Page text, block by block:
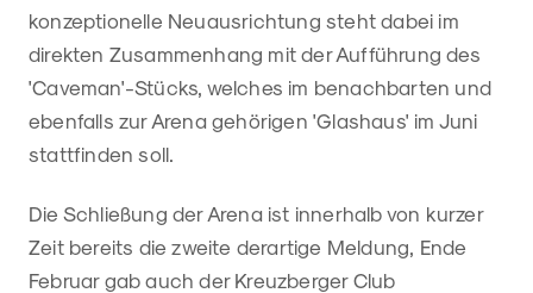
konzeptionelle Neuausrichtung steht dabei im
direkten Zusammenhang mit der Aufführung des
'Caveman'-Stücks, welches im benachbarten und
ebenfalls zur Arena gehörigen 'Glashaus' im Juni
stattfinden soll.
Die Schließung der Arena ist innerhalb von kurzer
Zeit bereits die zweite derartige Meldung, Ende
Februar gab auch der Kreuzberger Club